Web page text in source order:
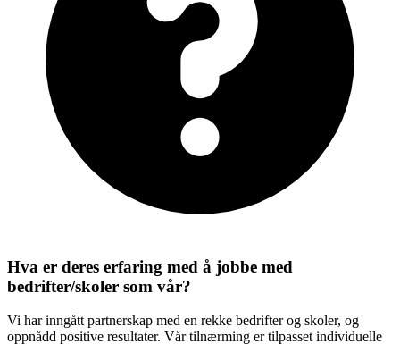
Hva er deres erfaring med å jobbe med
bedrifter/skoler som vår?
Vi har inngått partnerskap med en rekke bedrifter og skoler, og
oppnådd positive resultater. Vår tilnærming er tilpasset individuelle